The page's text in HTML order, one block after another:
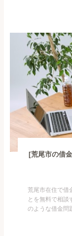
られたくない
がありま...
[荒尾市の借
荒尾市在住で借
とを無料で相談
のような借金問
られたくない